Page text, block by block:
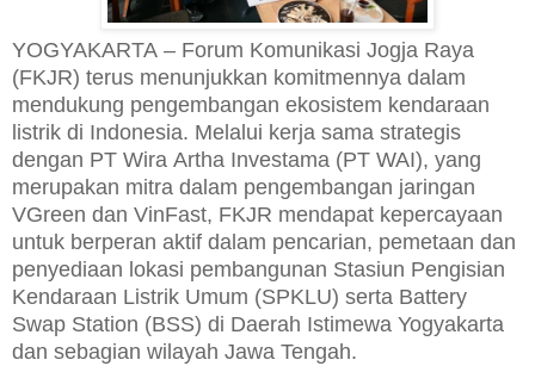
YOGYAKARTA – Forum Komunikasi Jogja Raya
(FKJR) terus menunjukkan komitmennya dalam
mendukung pengembangan ekosistem kendaraan
listrik di Indonesia. Melalui kerja sama strategis
dengan PT Wira Artha Investama (PT WAI), yang
merupakan mitra dalam pengembangan jaringan
VGreen dan VinFast, FKJR mendapat kepercayaan
untuk berperan aktif dalam pencarian, pemetaan dan
penyediaan lokasi pembangunan Stasiun Pengisian
Kendaraan Listrik Umum (SPKLU) serta Battery
Swap Station (BSS) di Daerah Istimewa Yogyakarta
dan sebagian wilayah Jawa Tengah.